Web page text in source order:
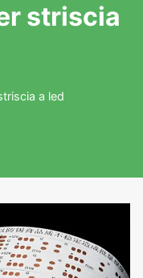
striscia
a led